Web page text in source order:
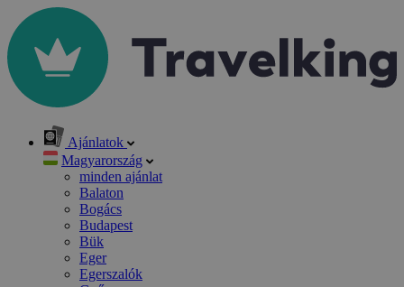
Ajánlatok
Magyarország
minden ajánlat
Balaton
Bogács
Budapest
Bük
Eger
Egerszalók